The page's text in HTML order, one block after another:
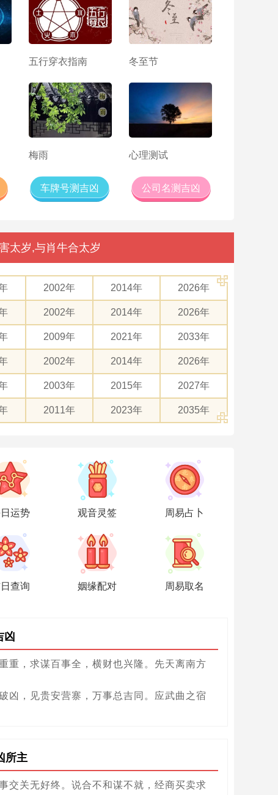
五行穿衣指南 冬至节
梅雨 心理测试
车牌号测吉凶 公司名测吉凶
太岁,与肖牛合太岁
2002年 2014年 2026年
2002年 2014年 2026年
2009年 2021年 2033年
2002年 2014年 2026年
2003年 2015年 2027年
2011年 2023年 2035年
运势 观音灵签 周易占卜
查询 姻缘配对 周易取名
凶
重，求谋百事全，横财也兴隆。先天离南方
凶，见贵安营寨，万事总吉同。应武曲之宿
所主
交关无好终。说合不和谋不就，经商买卖求